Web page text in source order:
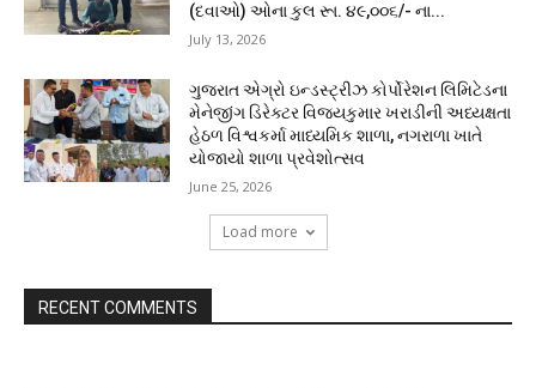
(દવાઓ) ઓના કુલ રૂા. ૪૯,૦૦૬/- ના...
July 13, 2026
ગુજરાત એગ્રો ઇન્ડસ્ટ્રીઝ કોર્પોરેશન લિમિટેડના
મેનેજીંગ ડિરેક્ટર વિજયકુમાર ખરાડીની અધ્યક્ષતા
હેઠળ વિશ્વકર્મા માધ્યમિક શાળા, નગરાળા ખાતે
યોજાયો શાળા પ્રવેશોત્સવ
June 25, 2026
Load more
RECENT COMMENTS